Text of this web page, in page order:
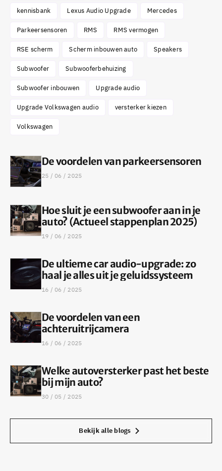
kennisbank Lexus Audio Upgrade Mercedes
Parkeersensoren RMS RMS vermogen
RSE scherm Scherm inbouwen auto Speakers
Subwoofer Subwooferbehuizing
Subwoofer inbouwen Upgrade audio
Upgrade Volkswagen audio versterker kiezen
Volkswagen
De voordelen van parkeersensoren
25 / 06 / 2025
Hoe sluit je een subwoofer aan in je
auto? (Actueel stappenplan 2025)
19 / 06 / 2025
De ultieme car audio-upgrade: zo
haal je alles uit je geluidssysteem
16 / 06 / 2025
De voordelen van een
achteruitrijcamera
16 / 06 / 2025
Welke autoversterker past het beste
bij mijn auto?
30 / 05 / 2025
Bekijk alle blogs